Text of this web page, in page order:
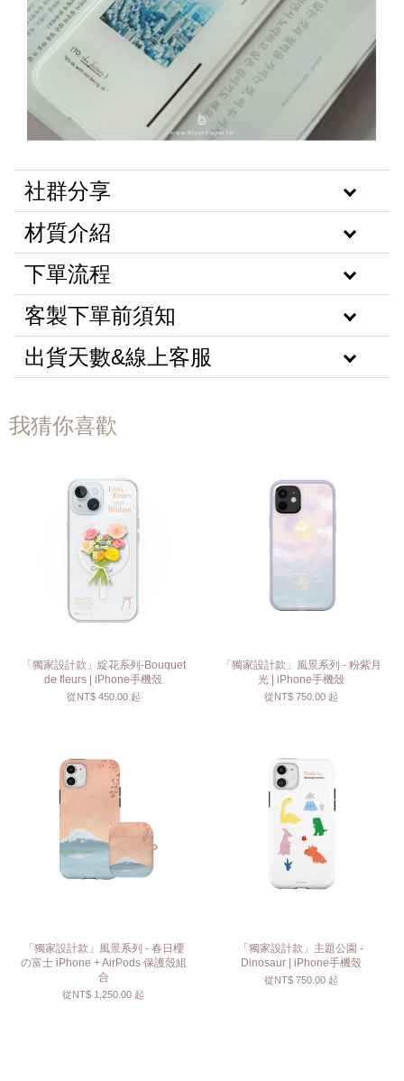
社群分享
材質介紹
下單流程
客製下單前須知
出貨天數&線上客服
我猜你喜歡
「獨家設計款」綻花系列-Bouquet
de fleurs | iPhone手機殼
從NT$ 450.00 起
「獨家設計款」風景系列 - 粉紫月
光 | iPhone手機殼
從NT$ 750.00 起
「獨家設計款」風景系列 - 春日櫻
の富士 iPhone + AirPods 保護殼組
合
從NT$ 1,250.00 起
「獨家設計款」主題公園 -
Dinosaur | iPhone手機殼
從NT$ 750.00 起